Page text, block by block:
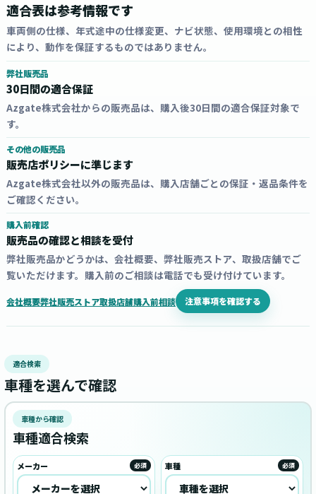
適合表は参考情報です
車両側の仕様、年式途中の仕様変更、ナビ状態、使用環境との相性
により、動作を保証するものではありません。
弊社販売品
30日間の適合保証
Azgate株式会社からの販売品は、購入後30日間の適合保証対象で
す。
その他の販売品
販売店ポリシーに準じます
Azgate株式会社以外の販売品は、購入店舗ごとの保証・返品条件を
ご確認ください。
購入前確認
販売品の確認と相談を受付
弊社販売品かどうかは、会社概要、弊社販売ストア、取扱店舗でご
覧いただけます。購入前のご相談は電話でも受け付けています。
会社概要弊社販売ストア取扱店舗購入前相談 注意事項を確認する
適合検索
車種を選んで確認
車種から確認
車種適合検索
メーカー 必須 車種 必須